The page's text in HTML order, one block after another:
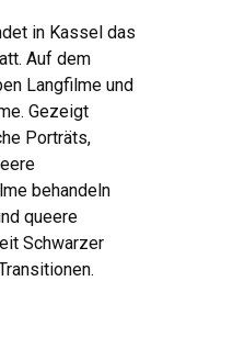
in Kassel das
Auf dem
Langfilme und
Gezeigt
Porträts,
behandeln
queere
Schwarzer